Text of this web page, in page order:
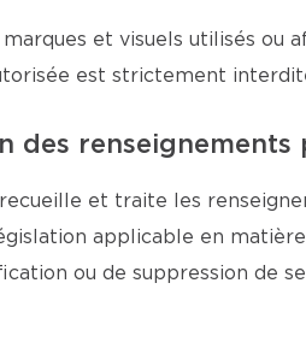
marques et visuels utilisés
est strictement
des renseignements
et traite les
applicable en
ou de suppression de